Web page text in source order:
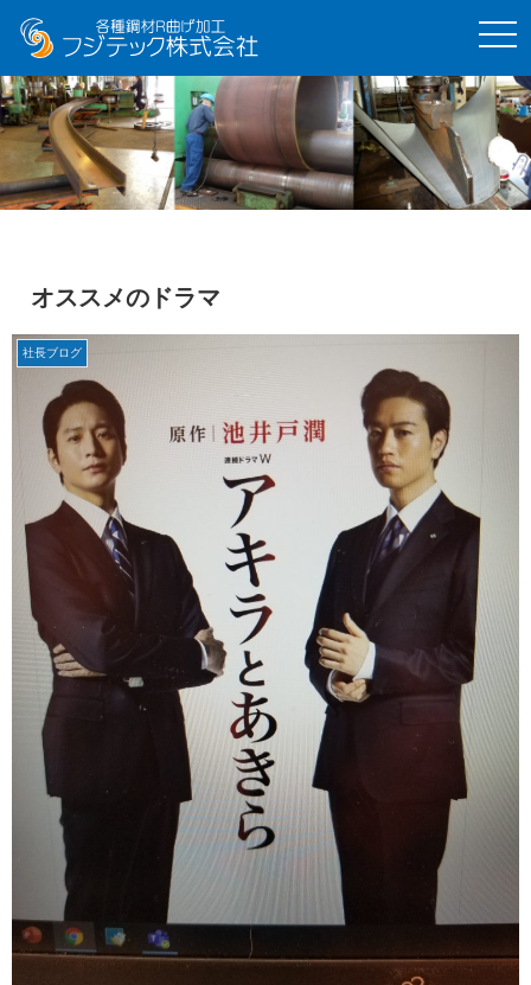
t
o
g
l
e
n
v
i
g
オススメのドラマ
社長ブログ